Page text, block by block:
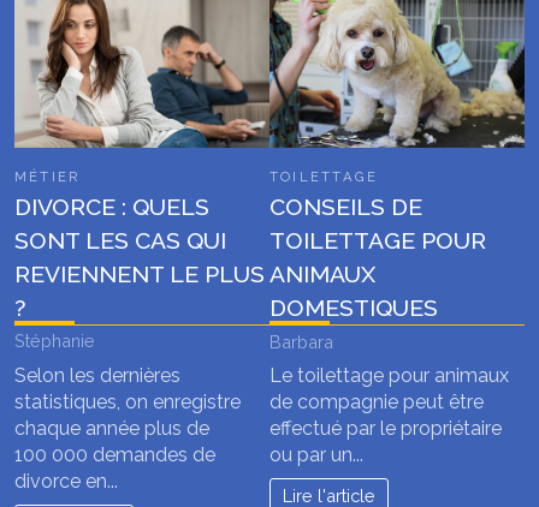
MÉTIER
DIVORCE : QUELS
SONT LES CAS QUI
REVIENNENT LE PLUS
?
Stéphanie
Selon les dernières
statistiques, on enregistre
chaque année plus de
100 000 demandes de
divorce en...
TOILETTAGE
CONSEILS DE
TOILETTAGE POUR
ANIMAUX
DOMESTIQUES
Barbara
Le toilettage pour animaux
de compagnie peut être
effectué par le propriétaire
ou par un...
Lire l'article